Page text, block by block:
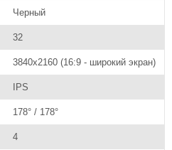
Черный
32
3840x2160 (16:9 - широкий экран)
IPS
178° / 178°
4